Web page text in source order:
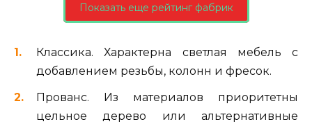
Показать еще рейтинг фабрик
Классика. Характерна светлая мебель с
добавлением резьбы, колонн и фресок.
Прованс. Из материалов приоритетны
цельное дерево или альтернативные